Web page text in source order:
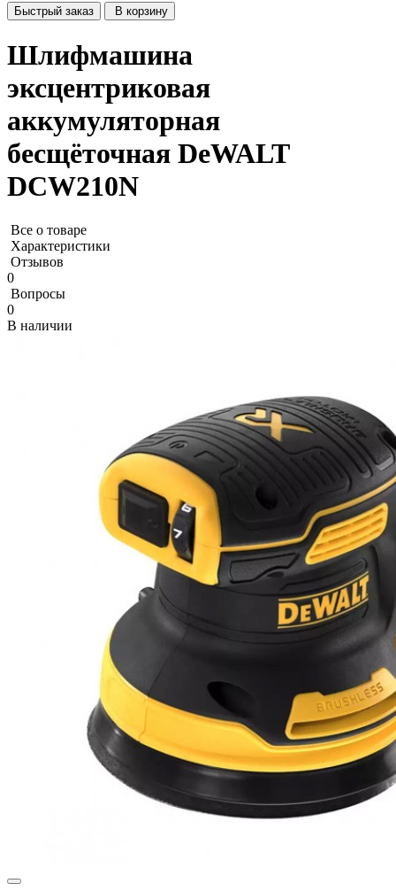
Быстрый заказ В корзину
Шлифмашина
эксцентриковая
аккумуляторная
бесщёточная DeWALT
DCW210N
Все о товаре
Характеристики
Отзывов
0
Вопросы
0
В наличии